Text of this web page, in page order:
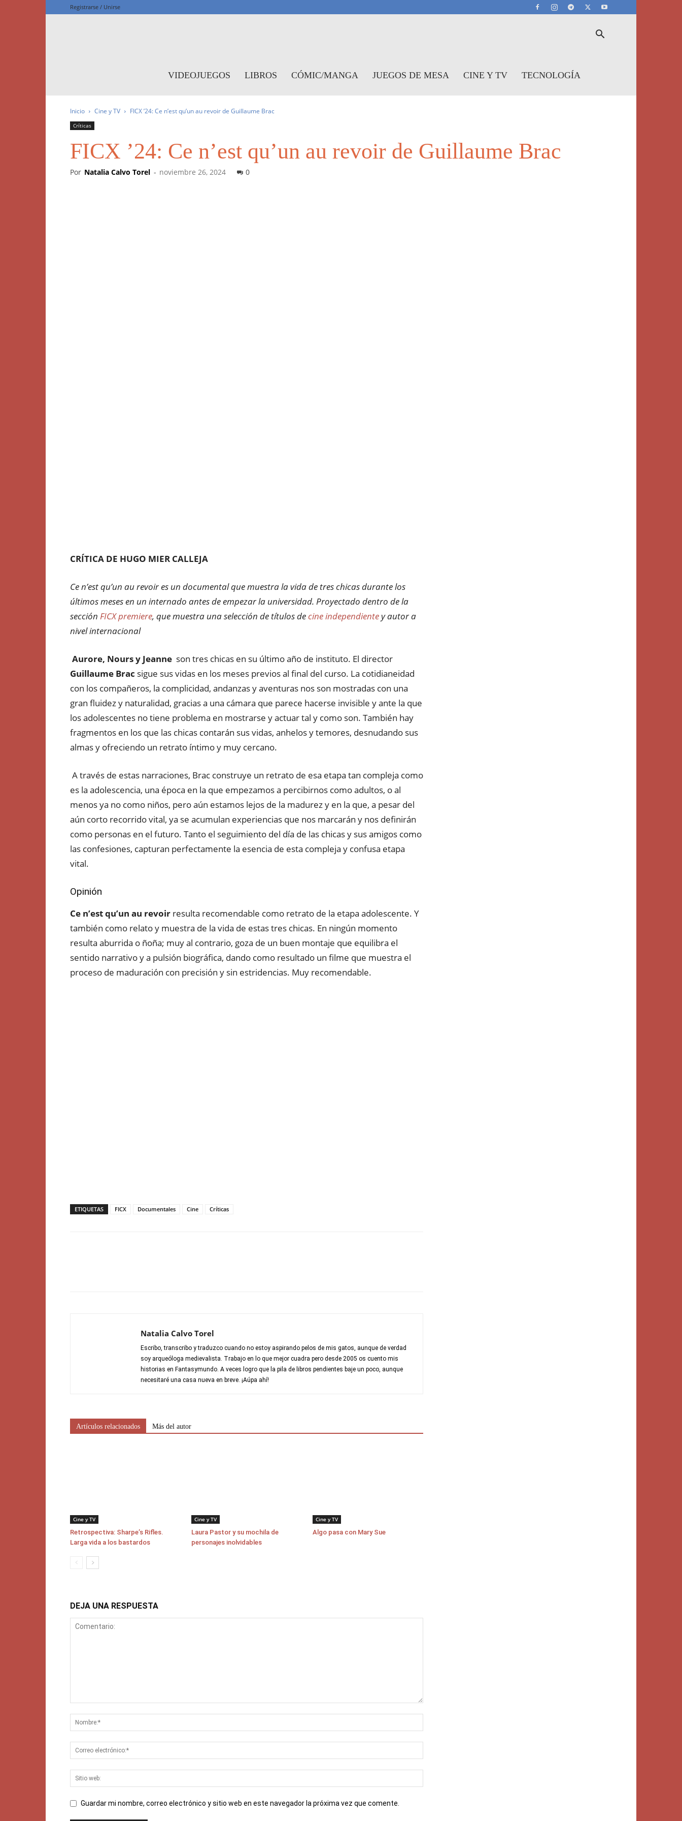
Registrarse / Unirse
VIDEOJUEGOS LIBROS CÓMIC/MANGA JUEGOS DE MESA CINE Y TV TECNOLOGÍA
Inicio Cine y TV FICX ’24: Ce n’est qu’un au revoir de Guillaume Brac
Críticas
FICX ’24: Ce n’est qu’un au revoir de Guillaume Brac
Por Natalia Calvo Torel - noviembre 26, 2024 0
CRÍTICA DE HUGO MIER CALLEJA
Ce n’est qu’un au revoir es un documental que muestra la vida de tres chicas durante los
últimos meses en un internado antes de empezar la universidad. Proyectado dentro de la
sección FICX premiere, que muestra una selección de títulos decine independientey autor a
nivel internacional
Aurore, Nours y Jeanne son tres chicas en su último año de instituto. El director
Guillaume Brac sigue sus vidas en los meses previos al final del curso. La cotidianeidad
con los compañeros, la complicidad, andanzas y aventuras nos son mostradas con una
gran fluidez y naturalidad, gracias a una cámara que parece hacerse invisible y ante la que
los adolescentes no tiene problema en mostrarse y actuar tal y como son. También hay
fragmentos en los que las chicas contarán sus vidas, anhelos y temores, desnudando sus
almas y ofreciendo un retrato íntimo y muy cercano.
A través de estas narraciones, Brac construye un retrato de esa etapa tan compleja como
es la adolescencia, una época en la que empezamos a percibirnos como adultos, o al
menos ya no como niños, pero aún estamos lejos de la madurez y en la que, a pesar del
aún corto recorrido vital, ya se acumulan experiencias que nos marcarán y nos definirán
como personas en el futuro. Tanto el seguimiento del día de las chicas y sus amigos como
las confesiones, capturan perfectamente la esencia de esta compleja y confusa etapa
vital.
Opinión
Ce n’est qu’un au revoir resulta recomendable como retrato de la etapa adolescente. Y
también como relato y muestra de la vida de estas tres chicas. En ningún momento
resulta aburrida o ñoña; muy al contrario, goza de un buen montaje que equilibra el
sentido narrativo y a pulsión biográfica, dando como resultado un filme que muestra el
proceso de maduración con precisión y sin estridencias. Muy recomendable.
ETIQUETAS FICX Documentales Cine Críticas
Natalia Calvo Torel
Escribo, transcribo y traduzco cuando no estoy aspirando pelos de mis gatos, aunque de verdad
soy arqueóloga medievalista. Trabajo en lo que mejor cuadra pero desde 2005 os cuento mis
historias en Fantasymundo. A veces logro que la pila de libros pendientes baje un poco, aunque
necesitaré una casa nueva en breve. ¡Aúpa ahí!
Artículos relacionados Más del autor
Cine y TV
Retrospectiva: Sharpe’s Rifles.
Larga vida a los bastardos
Cine y TV
Laura Pastor y su mochila de
personajes inolvidables
Cine y TV
Algo pasa con Mary Sue
DEJA UNA RESPUESTA
Guardar mi nombre, correo electrónico y sitio web en este navegador la próxima vez que comente.